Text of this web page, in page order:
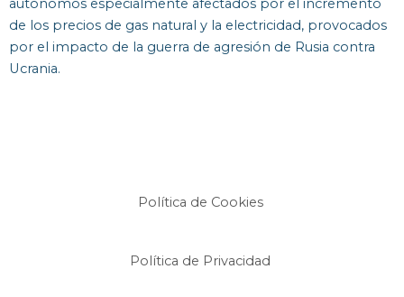
autónomos especialmente afectados por el incremento
de los precios de gas natural y la electricidad, provocados
por el impacto de la guerra de agresión de Rusia contra
Ucrania.
Política de Cookies
Política de Privacidad